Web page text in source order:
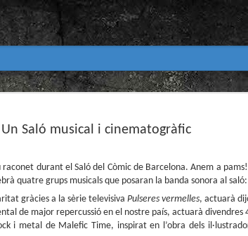
Un Saló musical i cinematogràfic
durant el Saló del Còmic de Barcelona. Anem a
quatre grups musicals que posaran la banda sonora al saló:
gràcies a la sèrie televisiva Pulseres vermelles, actuarà
de major repercussió en el nostre país, actuarà divendres
i metal de Malefic Time, inspirat en l’obra dels
31
primavera 2026
Biblioteca Pública de Tarragona i ho fem amb aquest
Abril
En vela / En blanc
Guió i dibuix d’Ana Penyas